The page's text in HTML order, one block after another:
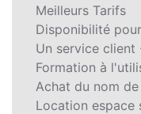
Meilleurs Tarifs
Disponibilité
Un service client
Formation à
Achat du nom
Location espace